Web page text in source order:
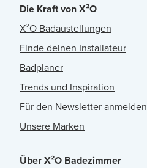
Die Kraft von X²O
X²O Badaustellungen
Finde deinen Installateur
Badplaner
Trends und Inspiration
Für den Newsletter anmelden
Unsere Marken
Über X²O Badezimmer